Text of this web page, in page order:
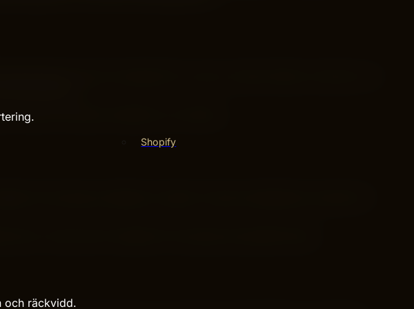
Shopify
och räckvidd.
De kan användas för e-post, sociala medier, annonser och
anpassas.
gör processen snabbare och enklare.
till att skapa nyhetsbrev snabbt. Sociala mediemallar används för
Varje mall är skapad för att passa ett specifikt syfte.